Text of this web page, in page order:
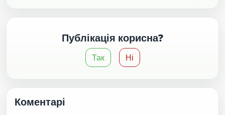
Публікація корисна?
Так Ні
Коментарі